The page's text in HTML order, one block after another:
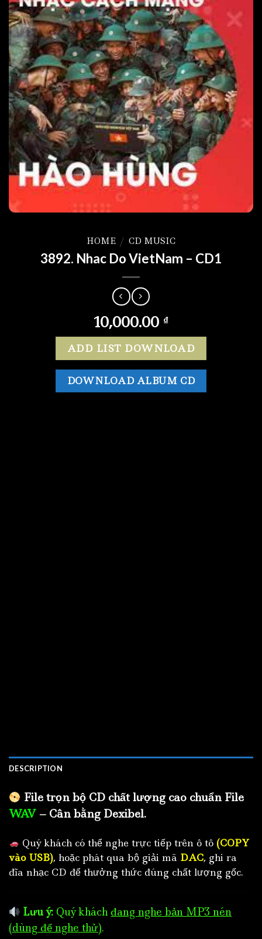
HOME / CD MUSIC
3892. Nhac Do VietNam – CD1
10,000.00 ₫
ADD LIST DOWNLOAD
DOWNLOAD ALBUM CD
DESCRIPTION
File trọn bộ CD chất lượng cao chuẩn File
WAV – Cân bằng Dexibel.
Quý khách có thể nghe trực tiếp trên ô tô (COPY
vào USB), hoặc phát qua bộ giải mã DAC, ghi ra
đĩa nhạc CD để thưởng thức đúng chất lượng gốc.
Lưu ý: Quý khách đang nghe bản MP3 nén
(dùng để nghe thử).